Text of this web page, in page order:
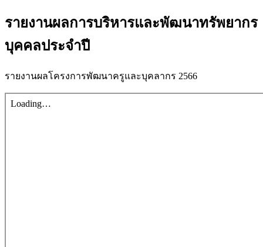
รายงานผลการบริหารและพัฒนาทรัพยากร
บุคคลประจำปี
รายงานผลโครงการพัฒนาครูและบุคลากร 2566